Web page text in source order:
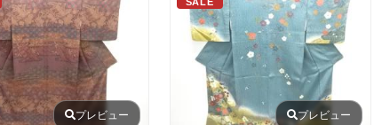
プレビュー プレビュー